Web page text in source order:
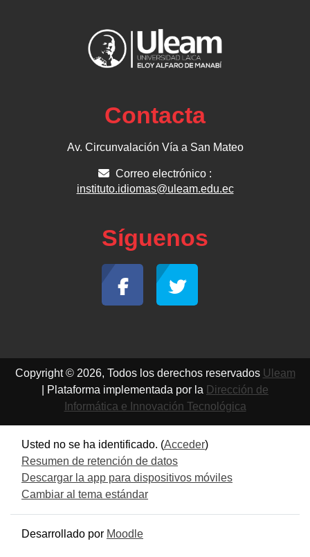
Contacta
Av. Circunvalación Vía a San Mateo
Correo electrónico :
instituto.idiomas@uleam.edu.ec
Síguenos
Copyright © 2026, Todos los derechos reservados Uleam
| Plataforma implementada por la Dirección de
Informática e Innovación Tecnológica
Usted no se ha identificado. (Acceder)
Resumen de retención de datos
Descargar la app para dispositivos móviles
Cambiar al tema estándar
Desarrollado por Moodle